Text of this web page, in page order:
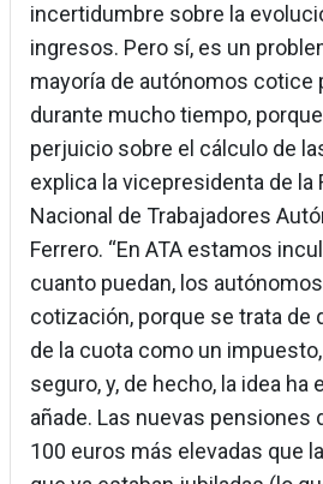
incertidumbre sobre la
ingresos. Pero sí, es un
mayoría de autónomos cotice
durante mucho tiempo,
perjuicio sobre el cálculo de
explica la vicepresidenta de la
Nacional de Trabajadores
Ferrero. “En ATA estamos
cuanto puedan, los
cotización, porque se trata de
de la cuota como un
seguro, y, de hecho, la idea ha
añade. Las nuevas pensiones
100 euros más elevadas que